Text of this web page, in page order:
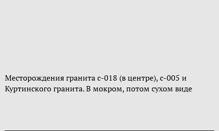
Месторождения гранита с-018 (в центре), с-005 и
Куртинского гранита. В мокром, потом сухом виде